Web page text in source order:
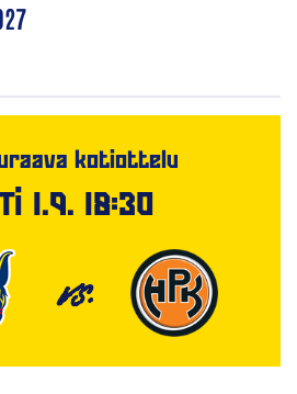
kotiottelu
1.9. 18:30
VS.